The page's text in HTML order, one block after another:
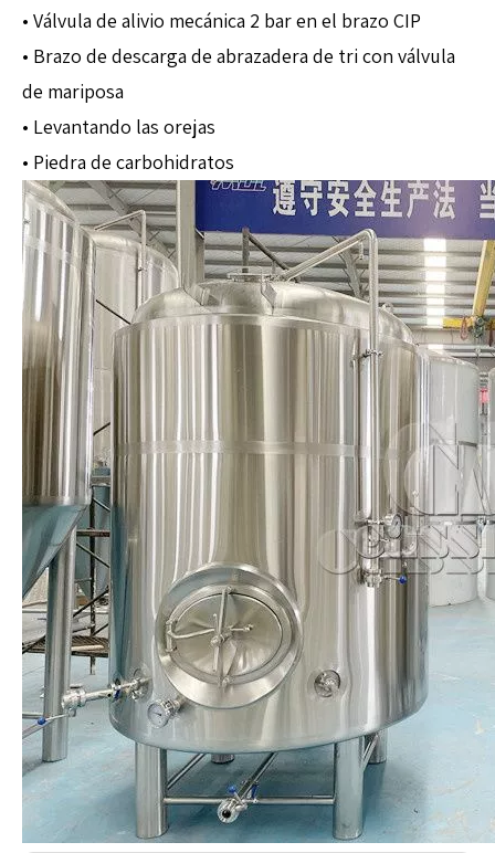
• Válvula de alivio mecánica 2 bar en el brazo CIP
• Brazo de descarga de abrazadera de tri con válvula
de mariposa
• Levantando las orejas
• Piedra de carbohidratos